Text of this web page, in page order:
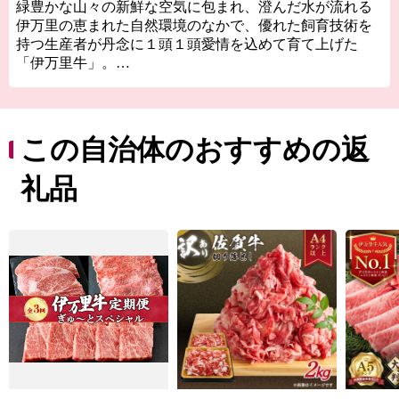
緑豊かな山々の新鮮な空気に包まれ、澄んだ水が流れる
伊万里の恵まれた自然環境のなかで、優れた飼育技術を
持つ生産者が丹念に１頭１頭愛情を込めて育て上げた
「伊万里牛」。
里焼」は、全国的にも高い人気を得ています。
この自治体のおすすめの返
礼品